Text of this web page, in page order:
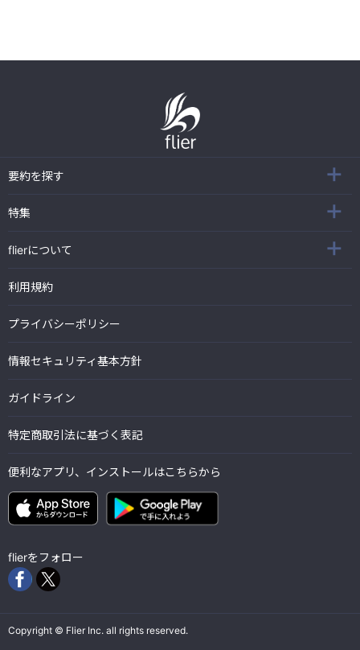
要約を探す
特集
flierについて
利用規約
プライバシーポリシー
情報セキュリティ基本方針
ガイドライン
特定商取引法に基づく表記
便利なアプリ、インストールはこちらから
flierをフォロー
Copyright © Flier Inc. all rights reserved.